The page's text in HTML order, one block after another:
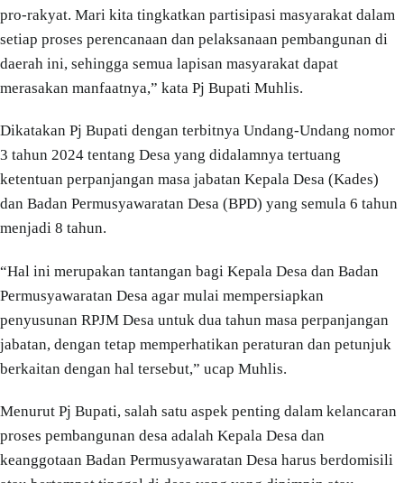
pro-rakyat. Mari kita tingkatkan partisipasi masyarakat dalam
setiap proses perencanaan dan pelaksanaan pembangunan di
daerah ini, sehingga semua lapisan masyarakat dapat
merasakan manfaatnya,” kata Pj Bupati Muhlis.
Dikatakan Pj Bupati dengan terbitnya Undang-Undang nomor
3 tahun 2024 tentang Desa yang didalamnya tertuang
ketentuan perpanjangan masa jabatan Kepala Desa (Kades)
dan Badan Permusyawaratan Desa (BPD) yang semula 6 tahun
menjadi 8 tahun.
“Hal ini merupakan tantangan bagi Kepala Desa dan Badan
Permusyawaratan Desa agar mulai mempersiapkan
penyusunan RPJM Desa untuk dua tahun masa perpanjangan
jabatan, dengan tetap memperhatikan peraturan dan petunjuk
berkaitan dengan hal tersebut,” ucap Muhlis.
Menurut Pj Bupati, salah satu aspek penting dalam kelancaran
proses pembangunan desa adalah Kepala Desa dan
keanggotaan Badan Permusyawaratan Desa harus berdomisili